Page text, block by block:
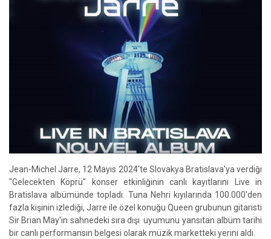
Jean-Michel Jarre, 12 Mayıs 2024'te Slovakya Bratislava'ya verdiği
"Gelecekten Köprü" konser etkinliğinin canlı kayıtlarını Live in
Bratislava albümünde topladı. Tuna Nehri kıyılarında 100.000'den
fazla kişinin izlediği, Jarre ile özel konuğu Queen grubunun gitaristi
Sir Brian May'in sahnedeki sıra dışı uyumunu yansıtan albüm tarihi
bir canlı performansın belgesi olarak müzik marketteki yerini aldı.